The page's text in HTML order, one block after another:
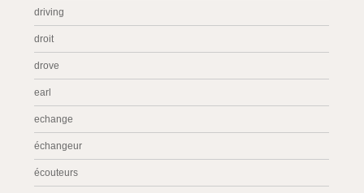
driving
droit
drove
earl
echange
échangeur
écouteurs